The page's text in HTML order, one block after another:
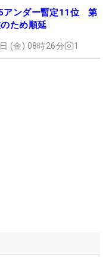
アンダー暫定11位 第
ため順延
(金) 08時26分 1